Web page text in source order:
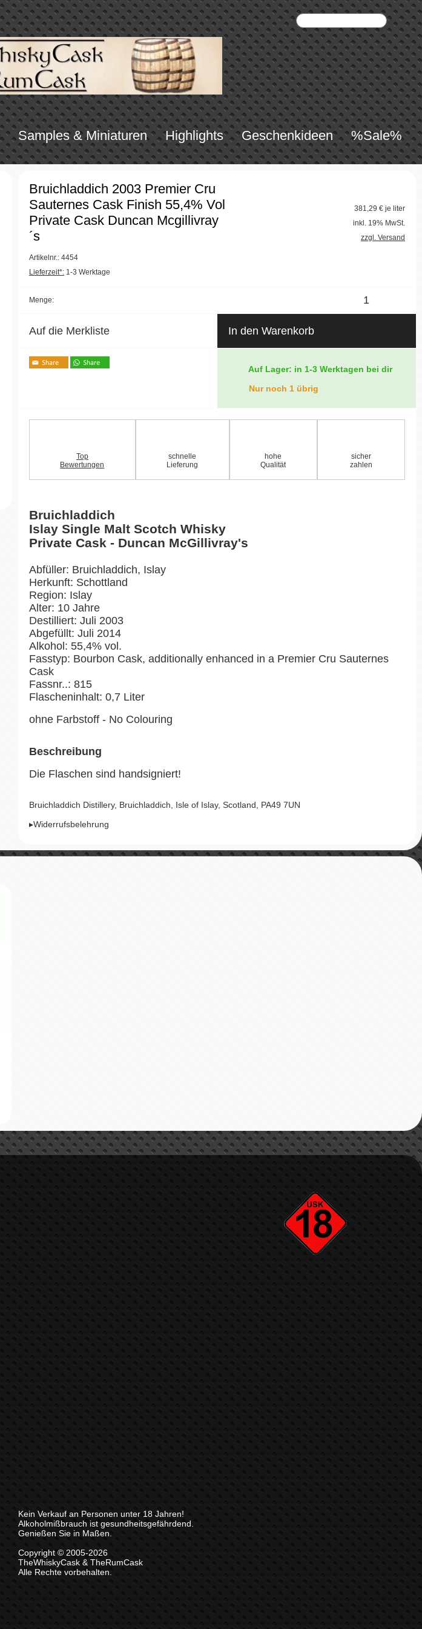
Samples & Miniaturen Highlights Geschenkideen %Sale%
Bruichladdich 2003 Premier Cru
Sauternes Cask Finish 55,4% Vol
Private Cask Duncan Mcgillivray
´s
Artikelnr.: 4454
Lieferzeit*: 1-3 Werktage
381,29 € je liter
inkl. 19% MwSt.
zzgl. Versand
Menge:
Auf die Merkliste In den Warenkorb
Auf Lager: in 1-3 Werktagen bei dir
Nur noch 1 übrig
Top
Bewertungen
schnelle
Lieferung
hohe
Qualität
sicher
zahlen
Bruichladdich
Islay Single Malt Scotch Whisky
Private Cask - Duncan McGillivray's
Abfüller: Bruichladdich, Islay
Herkunft: Schottland
Region: Islay
Alter: 10 Jahre
Destilliert: Juli 2003
Abgefüllt: Juli 2014
Alkohol: 55,4% vol.
Fasstyp: Bourbon Cask, additionally enhanced in a Premier Cru Sauternes
Cask
Fassnr..: 815
Flascheninhalt: 0,7 Liter
ohne Farbstoff - No Colouring
Beschreibung
Die Flaschen sind handsigniert!
Bruichladdich Distillery, Bruichladdich, Isle of Islay, Scotland, PA49 7UN
▸Widerrufsbelehrung
Kein Verkauf an Personen unter 18 Jahren!
Alkoholmißbrauch ist gesundheitsgefährdend.
Genießen Sie in Maßen.
Copyright © 2005-2026
TheWhiskyCask & TheRumCask
Alle Rechte vorbehalten.